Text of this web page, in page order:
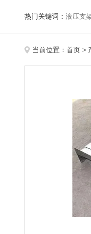
热门关键词： 液压支
当前位置： 首页 >